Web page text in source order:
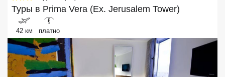
Туры в Prima Vera (Ex. Jerusalem Tower)
42 км
₽
платно
Южный Гоа
Занзибар
Абхазия
Большой Сочи